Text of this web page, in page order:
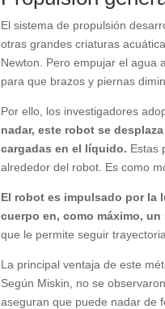
El sistema de propulsión
otras grandes criaturas
Newton. Pero empujar el agua
para que brazos y piernas
Por ello, los investigadores
nadar, este robot se
cargadas en el líquido. Estas
alrededor del robot. Es como
El robot es impulsado por la
cuerpo en, como máximo, un
que le permite seguir
La principal ventaja de este
Según Miskin, no se
aseguran que puede nadar de